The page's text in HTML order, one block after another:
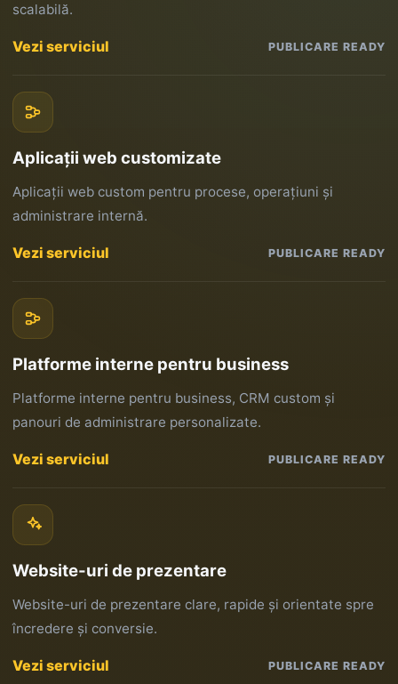
scalabilă.
Vezi serviciul PUBLICARE READY
Aplicații web customizate
Aplicații web custom pentru procese, operațiuni și
administrare internă.
Vezi serviciul PUBLICARE READY
Platforme interne pentru business
Platforme interne pentru business, CRM custom și
panouri de administrare personalizate.
Vezi serviciul PUBLICARE READY
Website-uri de prezentare
Website-uri de prezentare clare, rapide și orientate spre
încredere și conversie.
Vezi serviciul PUBLICARE READY